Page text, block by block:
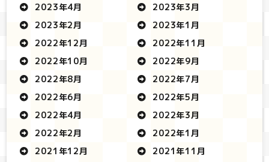
2023年4月
2023年3月
2023年2月
2023年1月
2022年12月
2022年11月
2022年10月
2022年9月
2022年8月
2022年7月
2022年6月
2022年5月
2022年4月
2022年3月
2022年2月
2022年1月
2021年12月
2021年11月